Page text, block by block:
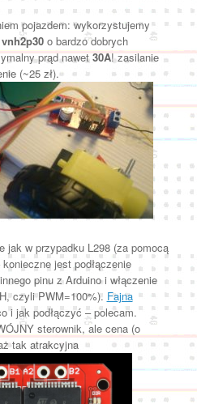
pojazdem: wykorzystujemy
o bardzo dobrych
prąd nawet30A! zasilanie
(~25 zł).
jak w przypadku L298 (za pomocą
jest podłączenie
pinu z Arduino i włączenie
czyli PWM=100%). Fajna
i jak podłączyć – polecam.
sterownik, ale cena (o
tak atrakcyjna